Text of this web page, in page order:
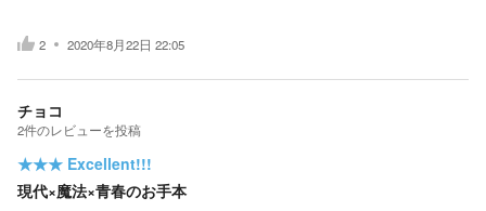
2 2020年8月22日 22:05
チョコ
2件のレビューを投稿
★★★ Excellent!!!
現代×魔法×青春のお手本